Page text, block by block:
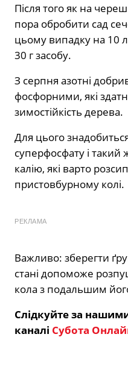
Після того як на
пора обробити сад
цьому випадку на 10
30 г засобу.
З серпня азотні
фосфорними, які
зимостійкість дерева.
Для цього
суперфосфату і такий
калію, які варто
пристовбурному колі.
РЕКЛАМА
Важливо: зберегти
стані допоможе
кола з подальшим
Слідкуйте за
каналі Субота